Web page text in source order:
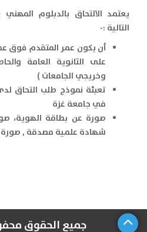
يعتمد الالتحاق بالدبلوم
التالية :-
على الثانوية العامة
وخريجي الجامعات )
تعبئة نموذج طلب التحاق
في جامعة غزة
صورة عن بطاقة الهوية،
شهادة علمية مصدقة , صورة
جميع الحقوق